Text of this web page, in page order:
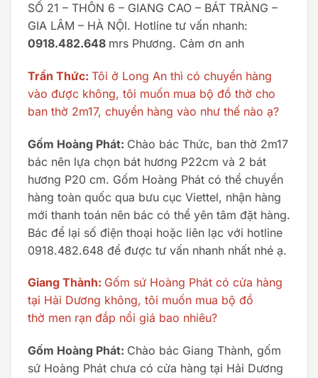
SỐ 21 – THÔN 6 – GIANG CAO – BÁT TRÀNG –
GIA LÂM – HÀ NỘI. Hotline tư vấn nhanh:
0918.482.648 mrs Phương. Cảm ơn anh
Trần Thức: Tôi ở Long An thì có chuyển hàng
vào được không, tôi muốn mua bộ đồ thờ cho
ban thờ 2m17, chuyển hàng vào như thế nào ạ?
Gốm Hoàng Phát: Chào bác Thức, ban thờ 2m17
bác nên lựa chọn bát hương P22cm và 2 bát
hương P20 cm. Gốm Hoàng Phát có thể chuyển
hàng toàn quốc qua bưu cục Viettel, nhận hàng
mới thanh toán nên bác có thể yên tâm đặt hàng.
Bác để lại số điện thoại hoặc liên lạc với hotline
0918.482.648 để được tư vấn nhanh nhất nhé ạ.
Giang Thành: Gốm sứ Hoàng Phát có cửa hàng
tại Hải Dương không, tôi muốn mua bộ đồ
thờ men rạn đắp nổi giá bao nhiêu?
Gốm Hoàng Phát: Chào bác Giang Thành, gốm
sứ Hoàng Phát chưa có cửa hàng tại Hải Dương